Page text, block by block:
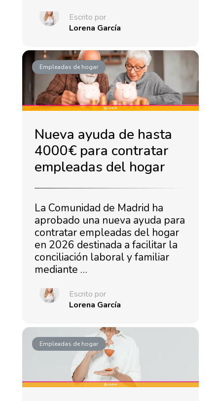
Escrito por
Lorena García
Empleadas de hogar
Nueva ayuda de hasta
4000€ para contratar
empleadas del hogar
La Comunidad de Madrid ha
aprobado una nueva ayuda para
contratar empleadas del hogar
en 2026 destinada a facilitar la
conciliación laboral y familiar
mediante …
Escrito por
Lorena García
Empleadas de hogar